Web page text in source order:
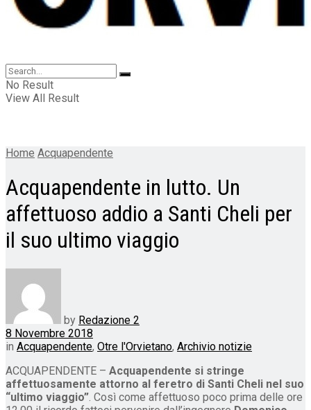
No Result
View All Result
Home Acquapendente
Acquapendente in lutto. Un
affettuoso addio a Santi Cheli per
il suo ultimo viaggio
by Redazione 2
8 Novembre 2018
in Acquapendente, Otre l'Orvietano, Archivio notizie
ACQUAPENDENTE – Acquapendente si stringe
affettuosamente attorno al feretro di Santi Cheli nel suo
“ultimo viaggio”. Così come affettuoso poco prima delle ore